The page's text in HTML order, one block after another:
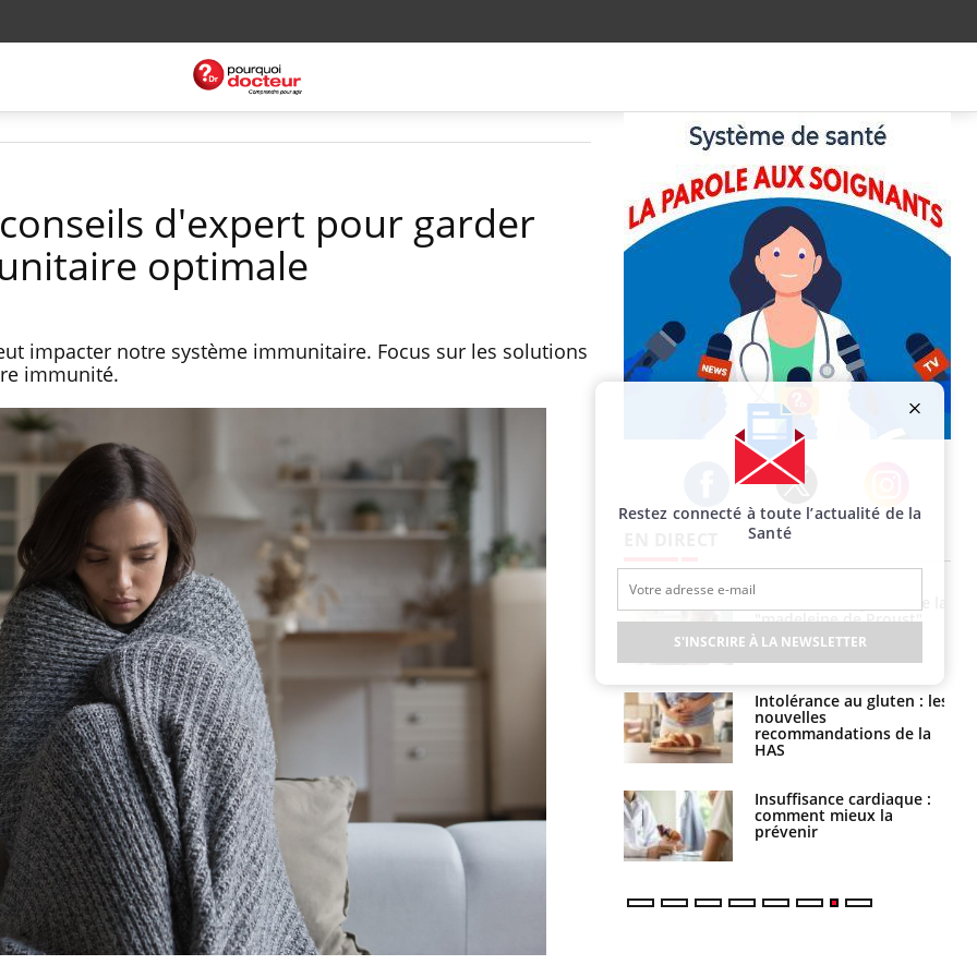
d'expert pour garder
optimale
impacter notre système immunitaire. Focus sur les solutions
immunité.
Facebook Twitter Instagram
Mordue par un
barracuda, une petite fille
secourue grâce à un
réflexe essentiel
Légionellose en Suisse :
quelle est l’origine de la
contamination ?
Allergies alimentaires :
une nouvelle arme contre
les réactions sévères
Comment gérer le
sommeil des enfants en
vacances ?
traitement autorisé aux
États-Unis ?
"madeleine de Proust"
enfin expliqué
Intolérance au gluten : les
nouvelles
recommandations de la
HAS
Insuffisance cardiaque :
comment mieux la
prévenir
Restez connecté à toute l’actualité de la
Santé
S'INSCRIRE À LA NEWSLETTER